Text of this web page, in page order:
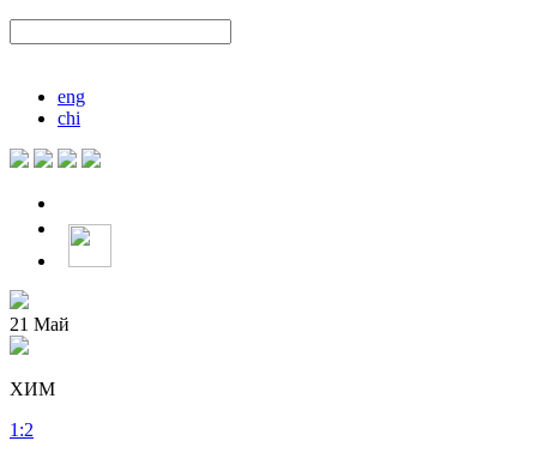
eng
chi
21 Май
ХИМ
1 :2